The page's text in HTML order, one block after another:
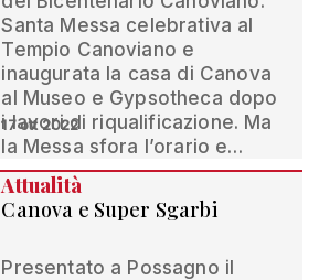
Santa Messa celebrativa al
Tempio Canoviano e
inaugurata la casa di Canova
al Museo e Gypsotheca dopo
i lavori di riqualificazione. Ma
la Messa sfora l’orario e…
17 ott 2022
Attualità
Canova e Super Sgarbi
Presentato a Possagno il